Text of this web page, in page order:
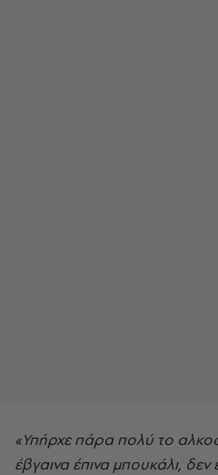
«Υπήρχε πάρα πολύ το
έβγαινα έπινα μπουκάλι,